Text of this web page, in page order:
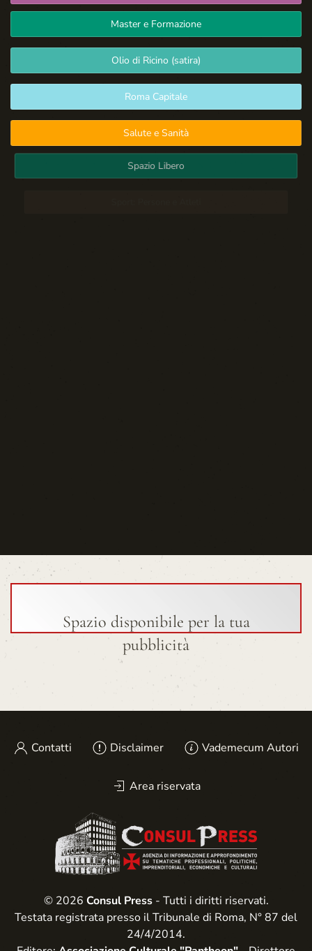
Master e Formazione
Olio di Ricino (satira)
Roma Capitale
Salute e Sanità
Spazio Libero
Spazio disponibile per la tua
pubblicità
Contatti Disclaimer Vademecum Autori
Area riservata
© 2026 Consul Press- Tutti i diritti riservati.
Testata registrata presso il Tribunale di Roma, N° 87 del
24/4/2014.